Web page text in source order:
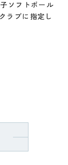
ソフトボール
ラブに指定し